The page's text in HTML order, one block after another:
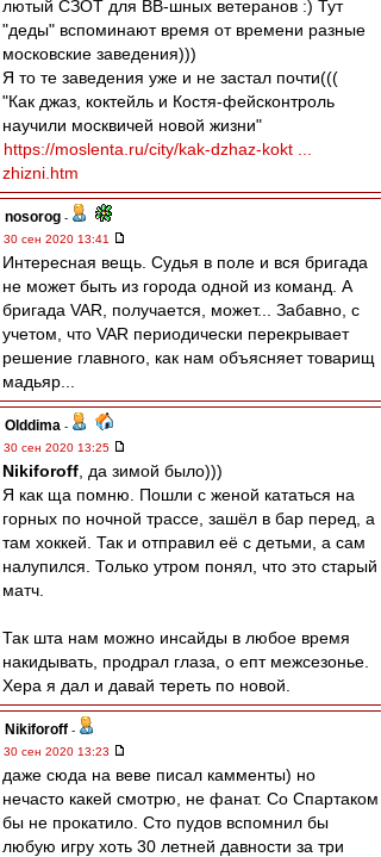
лютый СЗОТ для ВВ-шных ветеранов :) Тут
"деды" вспоминают время от времени разные
московские заведения)))
Я то те заведения уже и не застал почти(((
"Как джаз, коктейль и Костя-фейсконтроль
научили москвичей новой жизни"
https://moslenta.ru/city/kak-dzhaz-kokt ...
zhizni.htm
nosorog -
30 сен 2020 13:41
Интересная вещь. Судья в поле и вся бригада
не может быть из города одной из команд. А
бригада VAR, получается, может... Забавно, с
учетом, что VAR периодически перекрывает
решение главного, как нам объясняет товарищ
мадьяр...
Olddima -
30 сен 2020 13:25
Nikiforoff , да зимой было)))
Я как ща помню. Пошли с женой кататься на
горных по ночной трассе, зашёл в бар перед, а
там хоккей. Так и отправил её с детьми, а сам
налупился. Только утром понял, что это старый
матч.
Так шта нам можно инсайды в любое время
накидывать, продрал глаза, о епт межсезонье.
Хера я дал и давай тереть по новой.
Nikiforoff -
30 сен 2020 13:23
даже сюда на веве писал камменты) но
нечасто какей смотрю, не фанат. Со Спартаком
бы не прокатило. Сто пудов вспомнил бы
любую игру хоть 30 летней давности за три